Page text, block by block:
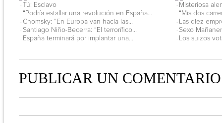
· Tú: Esclavo
· “Podría estallar una revolución en España...
· Chomsky: “En Europa van hacia las...
· Santiago Niño-Becerra: “El terrorífico...
· España terminará por implantar una...
· Misteriosa
· “Mis dos
· Las diez
· Sexo
· Los suizos
PUBLICAR UN COMENTARIO